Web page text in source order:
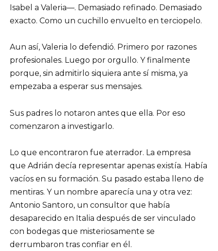
Isabel a Valeria—. Demasiado refinado. Demasiado
exacto. Como un cuchillo envuelto en terciopelo.
Aun así, Valeria lo defendió. Primero por razones
profesionales. Luego por orgullo. Y finalmente
porque, sin admitirlo siquiera ante sí misma, ya
empezaba a esperar sus mensajes.
Sus padres lo notaron antes que ella. Por eso
comenzaron a investigarlo.
Lo que encontraron fue aterrador. La empresa
que Adrián decía representar apenas existía. Había
vacíos en su formación. Su pasado estaba lleno de
mentiras. Y un nombre aparecía una y otra vez:
Antonio Santoro, un consultor que había
desaparecido en Italia después de ser vinculado
con bodegas que misteriosamente se
derrumbaron tras confiar en él.